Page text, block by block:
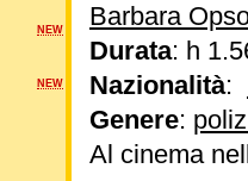
Barbara
Durata: h
Nazionalità:
Genere:
Al cinema
NEW
NEW